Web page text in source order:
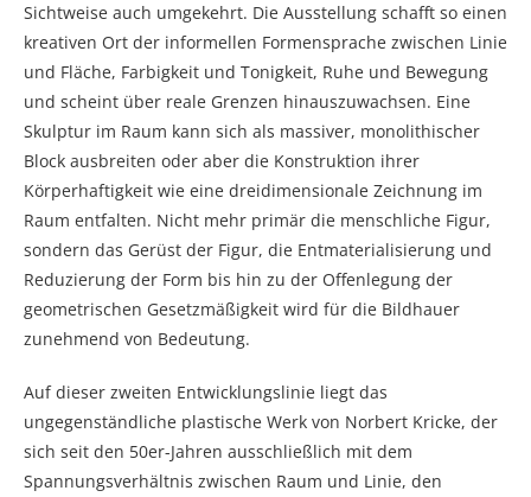
Sichtweise auch umgekehrt. Die Ausstellung schafft so einen
kreativen Ort der informellen Formensprache zwischen Linie
und Fläche, Farbigkeit und Tonigkeit, Ruhe und Bewegung
und scheint über reale Grenzen hinauszuwachsen. Eine
Skulptur im Raum kann sich als massiver, monolithischer
Block ausbreiten oder aber die Konstruktion ihrer
Körperhaftigkeit wie eine dreidimensionale Zeichnung im
Raum entfalten. Nicht mehr primär die menschliche Figur,
sondern das Gerüst der Figur, die Entmaterialisierung und
Reduzierung der Form bis hin zu der Offenlegung der
geometrischen Gesetzmäßigkeit wird für die Bildhauer
zunehmend von Bedeutung.
Auf dieser zweiten Entwicklungslinie liegt das
ungegenständliche plastische Werk von Norbert Kricke, der
sich seit den 50er-Jahren ausschließlich mit dem
Spannungsverhältnis zwischen Raum und Linie, den